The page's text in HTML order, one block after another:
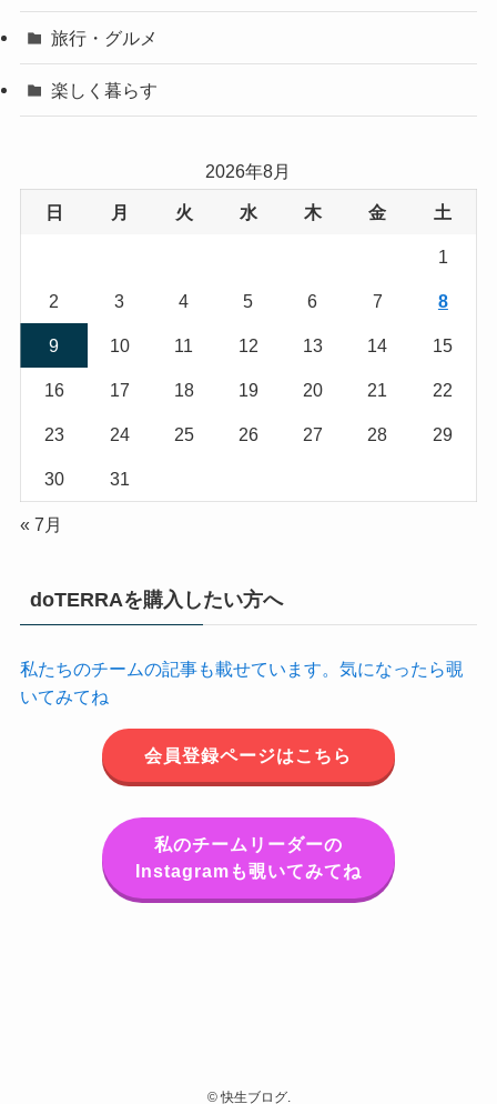
旅行・グルメ
楽しく暮らす
2026年8月
日 月 火 水 木 金 土
1
2 3 4 5 6 7 8
9 10 11 12 13 14 15
16 17 18 19 20 21 22
23 24 25 26 27 28 29
30 31
« 7月
doTERRAを購入したい方へ
私たちのチームの記事も載せています。気になったら覗
いてみてね
会員登録ページはこちら
私のチームリーダーの
Instagramも覗いてみてね
©快生ブログ.